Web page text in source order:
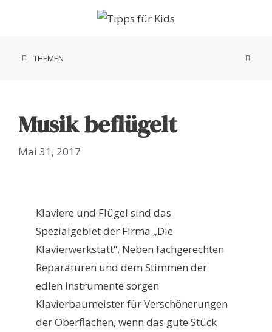
THEMEN
Musik beflügelt
Mai 31, 2017
Klaviere und Flügel sind das
Spezialgebiet der Firma „Die
Klavierwerkstatt“. Neben fachgerechten
Reparaturen und dem Stimmen der
edlen Instrumente sorgen
Klavierbaumeister für Verschönerungen
der Oberflächen, wenn das gute Stück